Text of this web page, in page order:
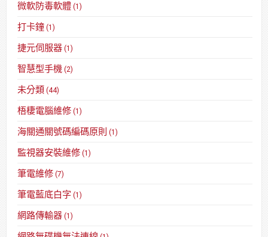
微軟防毒軟體 (1)
打卡鐘 (1)
捷元伺服器 (1)
智慧型手機 (2)
未分類 (44)
梧棲電腦維修 (1)
海關通關號碼編碼原則 (1)
監視器安裝維修 (1)
筆電維修 (7)
筆電藍底白字 (1)
網路傳輸器 (1)